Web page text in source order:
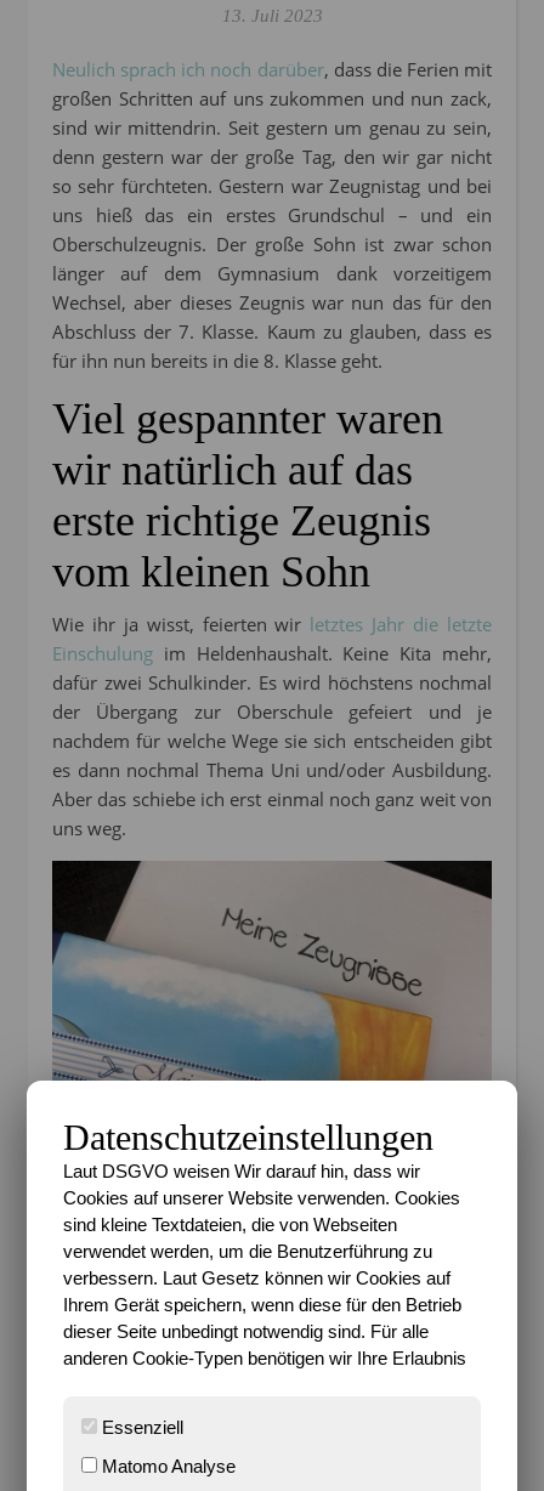
13. Juli 2023
Neulich sprach ich noch darüber, dass die Ferien mit
großen Schritten auf uns zukommen und nun zack,
sind wir mittendrin. Seit gestern um genau zu sein,
denn gestern war der große Tag, den wir gar nicht
so sehr fürchteten. Gestern war Zeugnistag und bei
uns hieß das ein erstes Grundschul – und ein
Oberschulzeugnis. Der große Sohn ist zwar schon
länger auf dem Gymnasium dank vorzeitigem
Wechsel, aber dieses Zeugnis war nun das für den
Abschluss der 7. Klasse. Kaum zu glauben, dass es
für ihn nun bereits in die 8. Klasse geht.
Viel gespannter waren
wir natürlich auf das
erste richtige Zeugnis
vom kleinen Sohn
Wie ihr ja wisst, feierten wir letztes Jahr die letzte
Einschulung im Heldenhaushalt. Keine Kita mehr,
dafür zwei Schulkinder. Es wird höchstens nochmal
der Übergang zur Oberschule gefeiert und je
nachdem für welche Wege sie sich entscheiden gibt
es dann nochmal Thema Uni und/oder Ausbildung.
Aber das schiebe ich erst einmal noch ganz weit von
uns weg.
Erschreckender ist gerade die Erkenntnis, dass es
nur noch vier Jahre dauert und der große Sohn ist
dann in dem Alter, in dem ich war, als ich mit dem
Helden zusammen kam und wie ihr ja wisst, sind
wir seit damals nach wie vor ein Team. Schon krass,
das sind inzwischen immerhin schon über 24 Jahre
Über die Tatsache, dass ich nächsten Freitag meinen
bereits 40. Geburtstag feiere, darüber denke ich
Datenschutzeinstellungen
Laut DSGVO weisen Wir darauf hin, dass wir
Cookies auf unserer Website verwenden. Cookies
sind kleine Textdateien, die von Webseiten
verwendet werden, um die Benutzerführung zu
verbessern. Laut Gesetz können wir Cookies auf
Ihrem Gerät speichern, wenn diese für den Betrieb
dieser Seite unbedingt notwendig sind. Für alle
anderen Cookie-Typen benötigen wir Ihre Erlaubnis
Essenziell
Matomo Analyse